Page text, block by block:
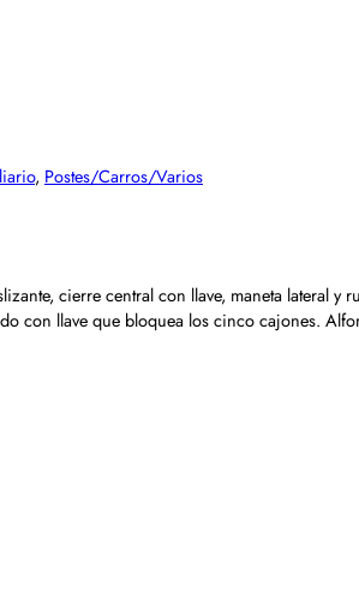
, Postes/Carros/Varios
cierre central con llave, maneta lateral
con llave que bloquea los cinco cajones.